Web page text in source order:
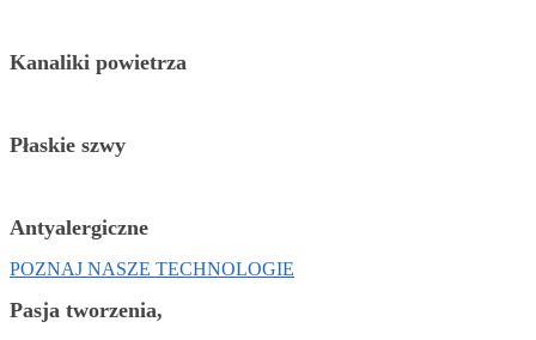
Kanaliki powietrza
Płaskie szwy
Antyalergiczne
POZNAJ NASZE TECHNOLOGIE
Pasja tworzenia,